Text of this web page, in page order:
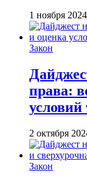
1 ноября 2024
Закон
права:
условий
2 октября
Закон